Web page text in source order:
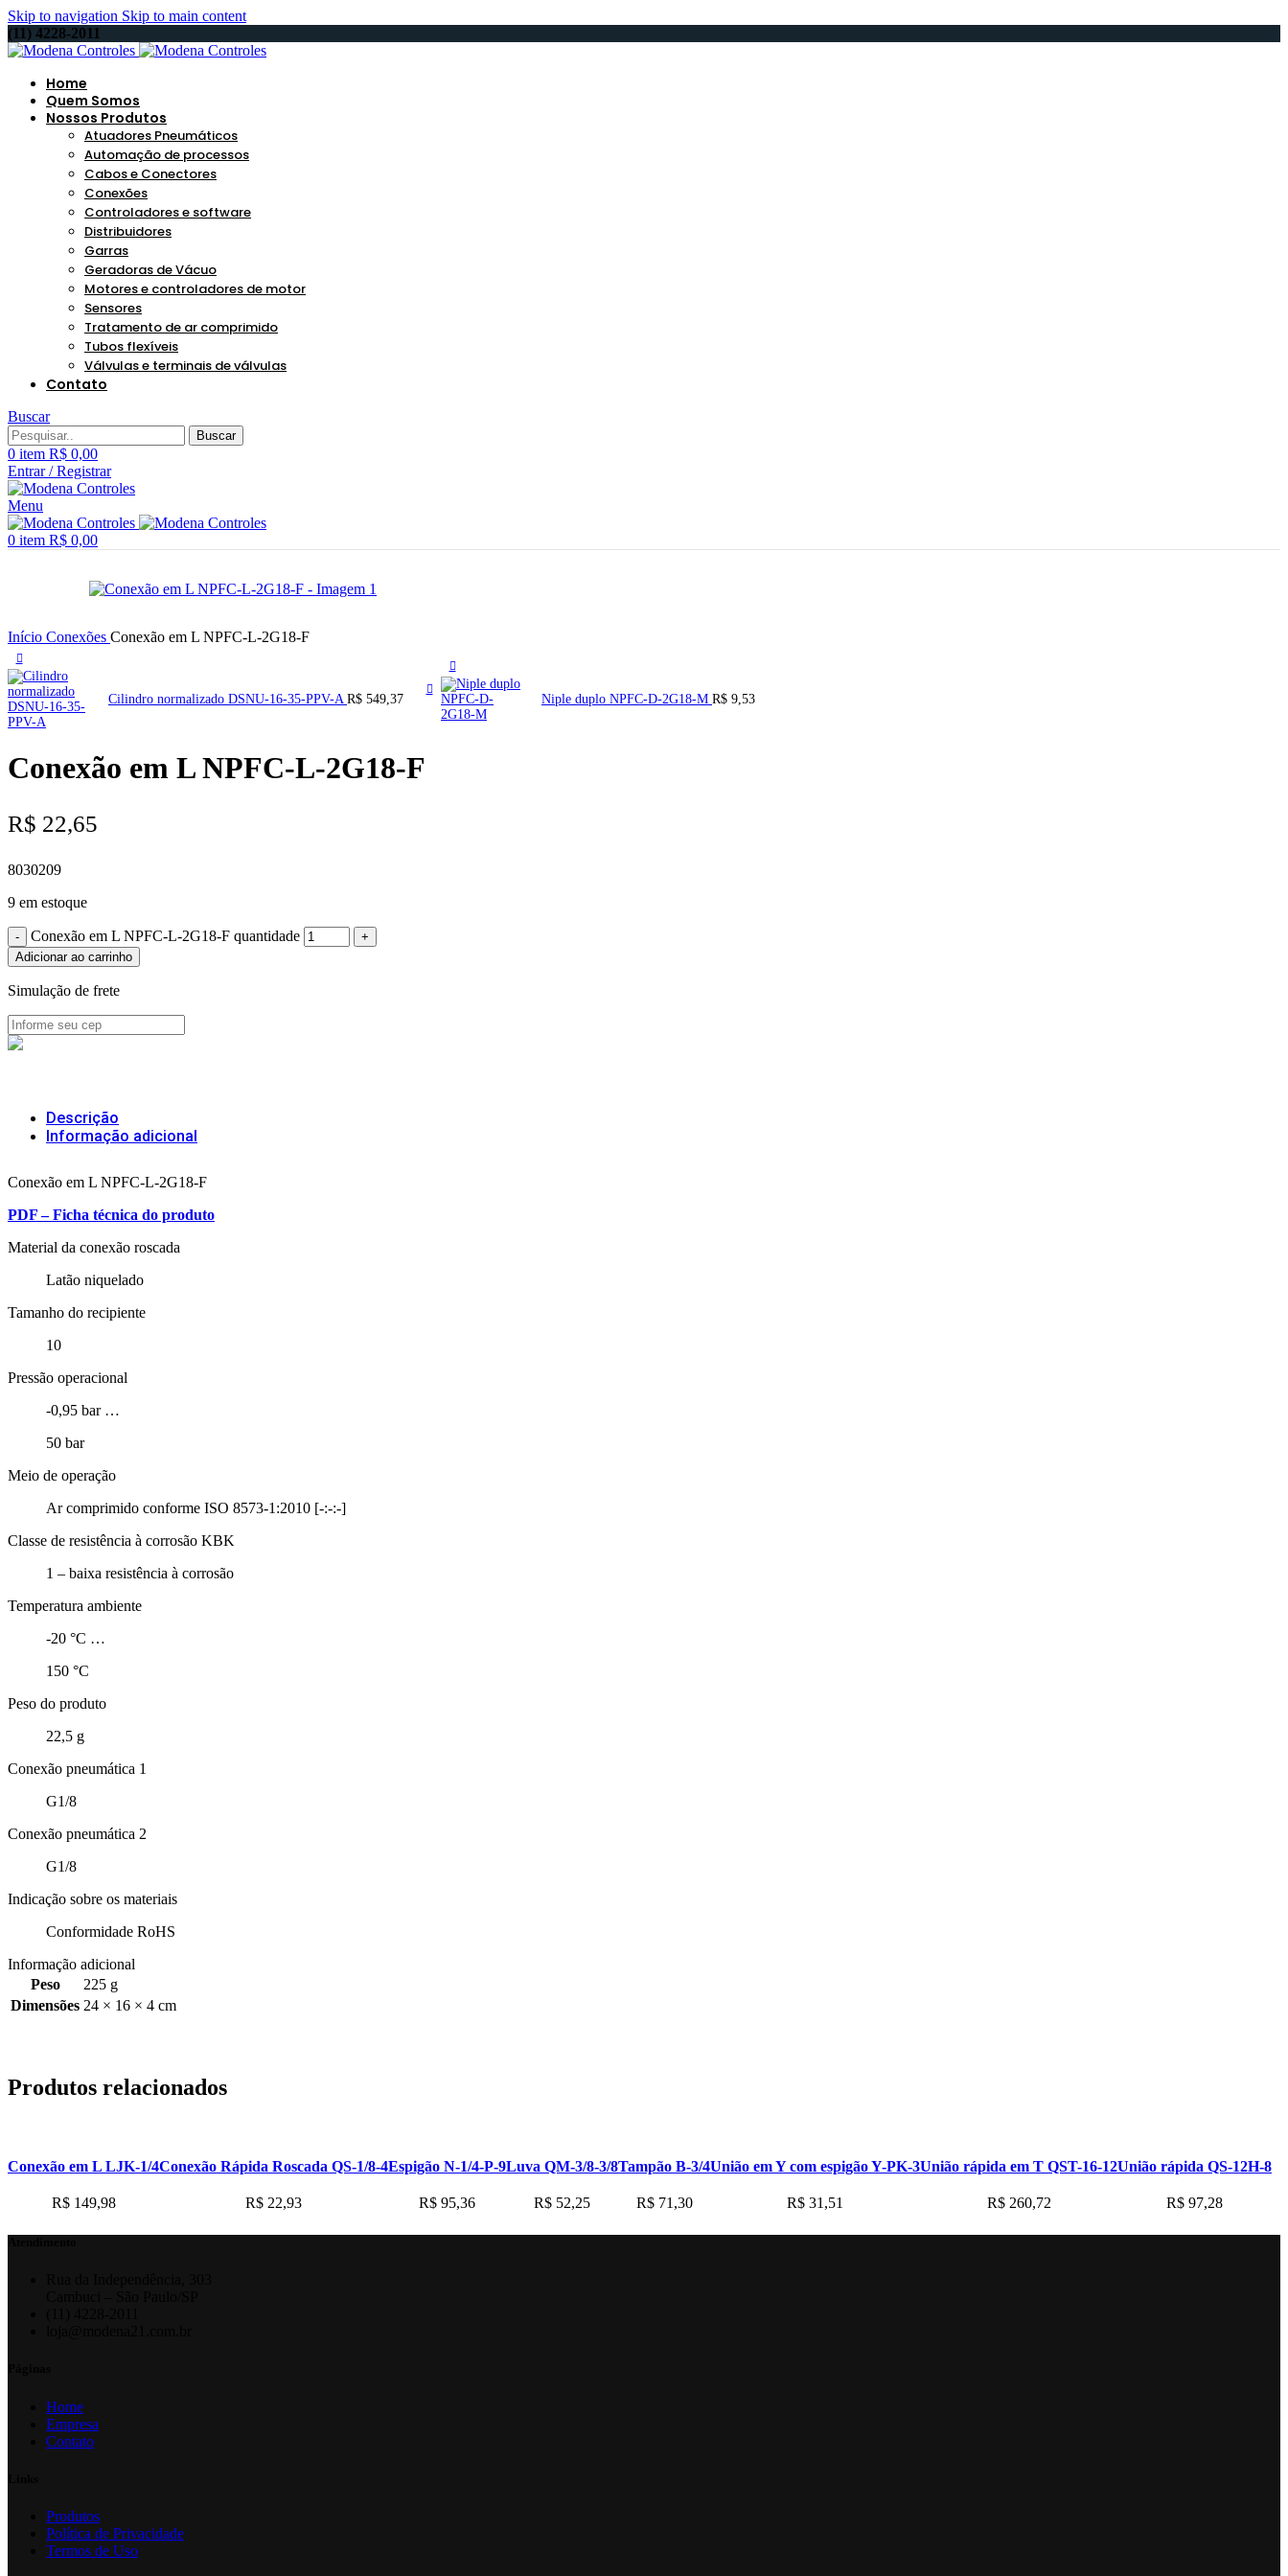
Skip to navigation Skip to main content
(11) 4228-2011
Home
Quem Somos
Nossos Produtos
Atuadores Pneumáticos
Automação de processos
Cabos e Conectores
Conexões
Controladores e software
Distribuidores
Garras
Geradoras de Vácuo
Motores e controladores de motor
Sensores
Tratamento de ar comprimido
Tubos flexíveis
Válvulas e terminais de válvulas
Contato
Buscar
Buscar
0 item R$ 0,00
Entrar / Registrar
Menu
0 item R$ 0,00
Início Conexões Conexão em L NPFC-L-2G18-F
Cilindro normalizado DSNU-16-35-PPV-A R$ 549,37 Niple duplo NPFC-D-2G18-M R$ 9,53
Conexão em L NPFC-L-2G18-F
R$ 22,65
8030209
9 em estoque
Conexão em L NPFC-L-2G18-F quantidade
Adicionar ao carrinho
Simulação de frete
Descrição
Informação adicional
Conexão em L NPFC-L-2G18-F
PDF – Ficha técnica do produto
Material da conexão roscada
Latão niquelado
Tamanho do recipiente
10
Pressão operacional
-0,95 bar …
50 bar
Meio de operação
Ar comprimido conforme ISO 8573-1:2010 [-:-:-]
Classe de resistência à corrosão KBK
1 – baixa resistência à corrosão
Temperatura ambiente
-20 °C …
150 °C
Peso do produto
22,5 g
Conexão pneumática 1
G1/8
Conexão pneumática 2
G1/8
Indicação sobre os materiais
Conformidade RoHS
Informação adicional
Peso
225 g
Dimensões 24 × 16 × 4 cm
Produtos relacionados
Conexão em L LJK-1/4
R$149,98
Conexão Rápida Roscada QS-1/8-4
R$ 22,93
Espigão N-1/4-P-9
R$ 95,36
Luva QM-3/8-3/8
R$ 52,25
Tampão B-3/4
R$71,30
União em Y com espigão Y-PK-3
R$ 31,51
União rápida em T QST-16-12
R$260,72
União rápida QS-12H-8
R$ 97,28
Home
Empresa
Contato
Produtos
Política de Privacidade
Termos de Uso